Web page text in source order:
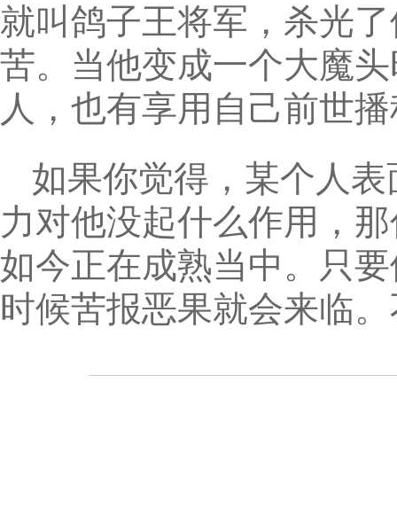
就叫鸽子王将军，杀光
苦。当他变成一个大魔
人，也有享用自己前世
如果你觉得，某个人
力对他没起什么作用，
如今正在成熟当中。只
时候苦报恶果就会来临